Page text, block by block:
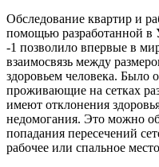
Обследование квартир и
помощью разработанной в
-1 позволило впервые в
взаимосвязь между
здоровьем человека. Было
проживающие на сетках
имеют отклонения
недомогания. Это можно
попадания пересечений
рабочее или спальное